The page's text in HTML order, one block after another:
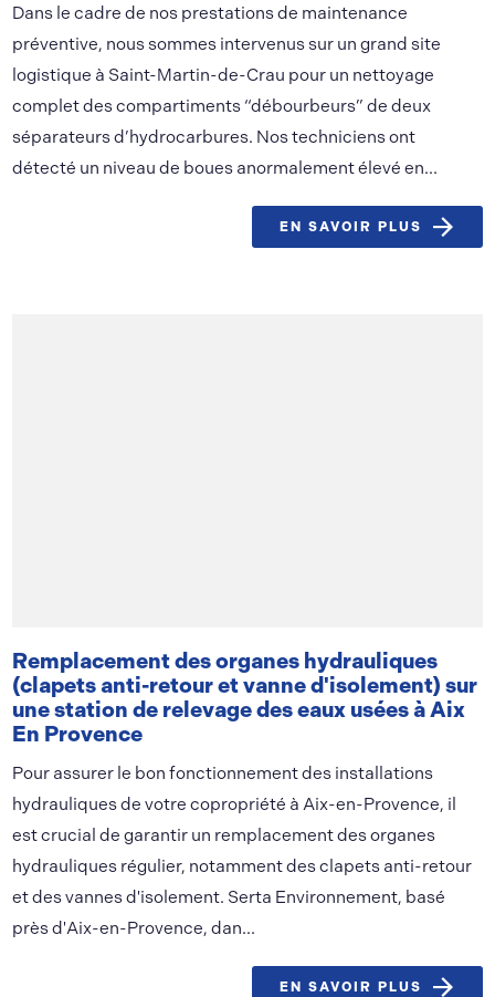
Dans le cadre de nos prestations de maintenance
préventive, nous sommes intervenus sur un grand site
logistique à Saint-Martin-de-Crau pour un nettoyage
complet des compartiments “débourbeurs” de deux
séparateurs d’hydrocarbures. Nos techniciens ont
détecté un niveau de boues anormalement élevé en...
EN SAVOIR PLUS
Remplacement des organes hydrauliques
(clapets anti-retour et vanne d'isolement) sur
une station de relevage des eaux usées à Aix
En Provence
Pour assurer le bon fonctionnement des installations
hydrauliques de votre copropriété à Aix-en-Provence, il
est crucial de garantir un remplacement des organes
hydrauliques régulier, notamment des clapets anti-retour
et des vannes d'isolement. Serta Environnement, basé
près d'Aix-en-Provence, dan...
EN SAVOIR PLUS